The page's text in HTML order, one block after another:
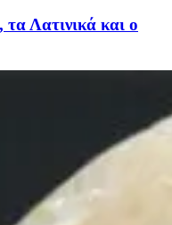
Λατινικά και ο